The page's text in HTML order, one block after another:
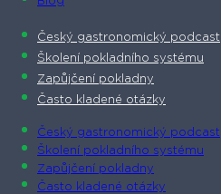
Český gastronomický podcast​
Školení pokladního systému
Zapůjčení pokladny
Často kladené otázky
Český gastronomický podcast​
Školení pokladního systému
Zapůjčení pokladny
Často kladené otázky